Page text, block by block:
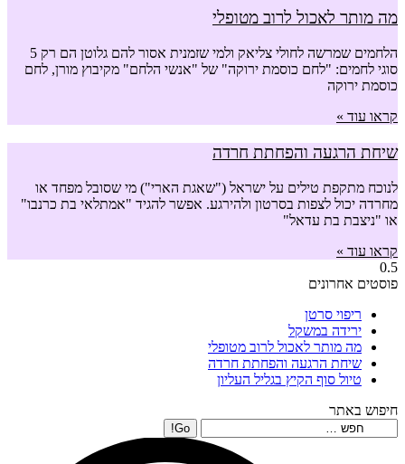
מה מותר לאכול לרוב מטופלי
הלחמים שמרשה לחולי צליאק ולמי שזמנית אסור להם גלוטן הם רק 5
סוגי לחמים: "לחם כוסמת ירוקה" של "אנשי הלחם" מקיבוץ מורן, לחם
כוסמת ירוקה
קראו עוד »
שיחת הרגעה והפחתת חרדה
לנוכח מתקפת טילים על ישראל ("שאגת הארי") מי שסובל מפחד או
מחרדה יכול לצפות בסרטון ולהירגע. אפשר להגיד "אמתלאי בת כרנבו"
או "ניצבת בת עדאל"
קראו עוד »
פוסטים אחרונים
ריפוי סרטן
ירידה במשקל
מה מותר לאכול לרוב מטופלי
שיחת הרגעה והפחתת חרדה
טיול סוף הקיץ בגליל העליון
חיפוש באתר
Search: